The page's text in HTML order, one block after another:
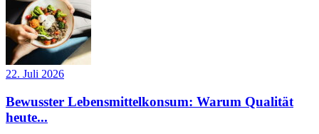
22. Juli 2026
Bewusster Lebensmittelkonsum: Warum Qualität
heute...